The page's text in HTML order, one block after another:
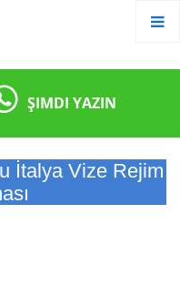
ŞIMDI YAZIN
İtalya Vize Rejim